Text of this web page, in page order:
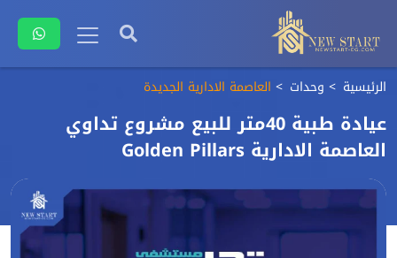
الرئيسية وحدات العاصمة الادارية الجديدة
عيادة طبية 40متر للبيع مشروع تداوي
العاصمة الادارية Golden Pillars